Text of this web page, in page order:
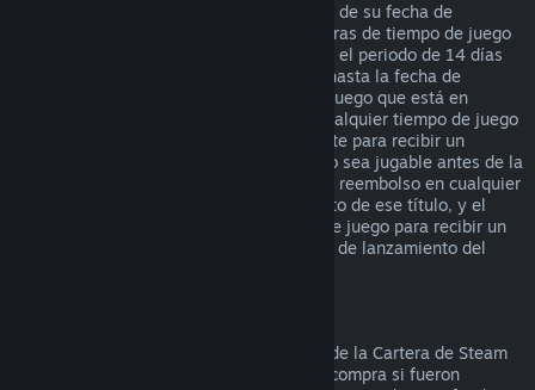
Cuando compras un título en Steam antes de su fecha de
lanzamiento, se aplica el límite de dos horas de tiempo de juego
(con excepción de las pruebas beta), pero el periodo de 14 días
para recibir un reembolso no comenzará hasta la fecha de
lanzamiento. Por ejemplo, si compras un juego que está en
, cualquier tiempo de juego
contará para las dos horas de tiempo límite para recibir un
reembolso. Si precompras un título que no sea jugable antes de la
fecha de lanzamiento, puedes solicitar un reembolso en cualquier
momento antes de la fecha de lanzamiento de ese título, y el
periodo de 14 días/dos horas de tiempo de juego para recibir un
reembolso se aplicará a partir de la fecha de lanzamiento del
Puedes solicitar un reembolso de fondos de la Cartera de Steam
durante los siguientes catorce días de la compra si fueron